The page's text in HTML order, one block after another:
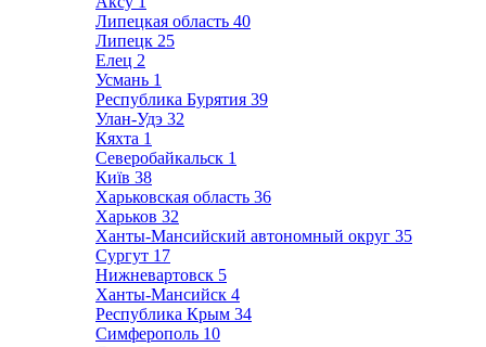
Липецкая область 40
Липецк 25
Елец 2
Усмань 1
Республика Бурятия 39
Улан-Удэ 32
Кяхта 1
Северобайкальск 1
Київ 38
Харьковская область 36
Харьков 32
Ханты-Мансийский автономный округ 35
Сургут 17
Нижневартовск 5
Ханты-Мансийск 4
Республика Крым 34
Симферополь 10